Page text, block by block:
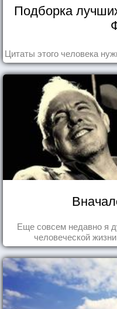
Подборка
Цитаты этого человека
Еще совсем недавно я
человеческой